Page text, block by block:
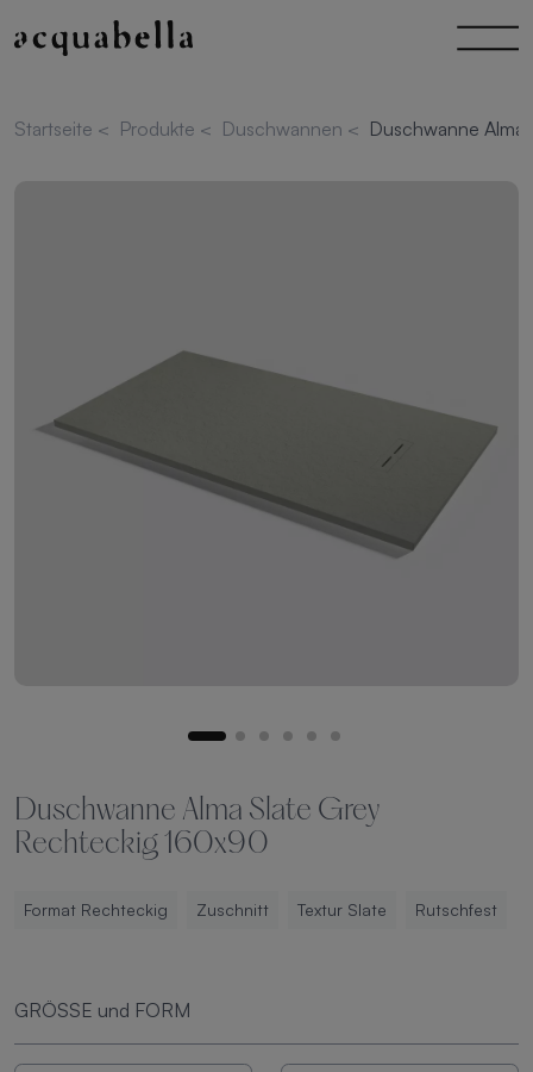
Startseite < Produkte < Duschwannen < Duschwanne
Duschwanne Alma Slate Grey
Rechteckig 160x90
Format Rechteckig Zuschnitt Textur Slate Rutschfest
GRÖSSE und FORM